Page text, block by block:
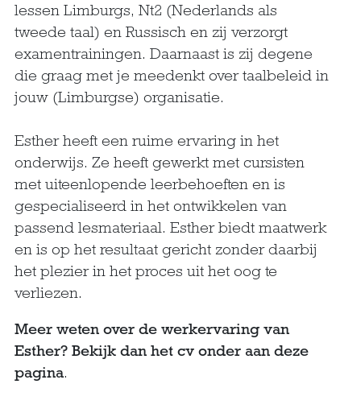
lessen Limburgs, Nt2 (Nederlands als
tweede taal) en Russisch en zij verzorgt
examentrainingen. Daarnaast is zij degene
die graag met je meedenkt over taalbeleid in
jouw (Limburgse) organisatie.
Esther heeft een ruime ervaring in het
onderwijs. Ze heeft gewerkt met cursisten
met uiteenlopende leerbehoeften en is
gespecialiseerd in het ontwikkelen van
passend lesmateriaal. Esther biedt maatwerk
en is op het resultaat gericht zonder daarbij
het plezier in het proces uit het oog te
verliezen.
Meer weten over de werkervaring van
Esther? Bekijk dan het cv onder aan deze
pagina.